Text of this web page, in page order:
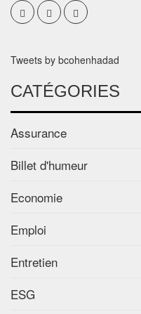
Tweets by bcohenhadad
CATÉGORIES
Assurance
Billet d'humeur
Economie
Emploi
Entretien
ESG